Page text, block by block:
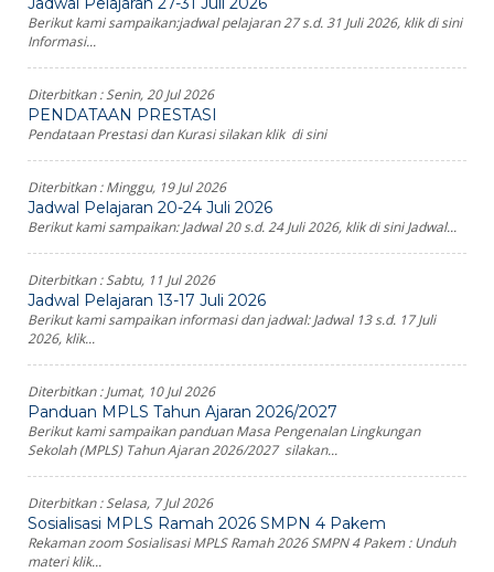
Berikut kami sampaikan:jadwal pelajaran 27 s.d. 31 Juli 2026, klik di sini
Informasi...
Diterbitkan :Senin, 20 Jul 2026
PENDATAAN PRESTASI
Pendataan Prestasi dan Kurasi silakan klik di sini
Diterbitkan :Minggu, 19 Jul 2026
Jadwal Pelajaran 20-24 Juli 2026
Berikut kami sampaikan: Jadwal 20 s.d. 24 Juli 2026, klik di sini Jadwal...
Diterbitkan :Sabtu, 11 Jul 2026
Jadwal Pelajaran 13-17 Juli 2026
Berikut kami sampaikan informasi dan jadwal: Jadwal 13 s.d. 17 Juli
2026, klik...
Diterbitkan :Jumat, 10 Jul 2026
Panduan MPLS Tahun Ajaran 2026/2027
Berikut kami sampaikan panduan Masa Pengenalan Lingkungan
Sekolah (MPLS) Tahun Ajaran 2026/2027 silakan...
Diterbitkan :Selasa, 7 Jul 2026
Sosialisasi MPLS Ramah 2026 SMPN 4 Pakem
Rekaman zoom Sosialisasi MPLS Ramah 2026 SMPN 4 Pakem : Unduh
materi klik...